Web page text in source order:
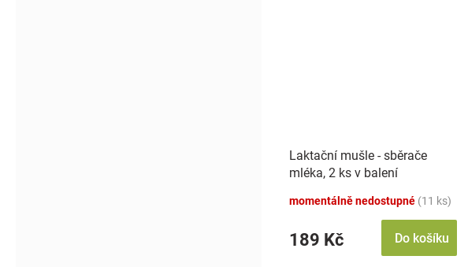
Laktační mušle - sběrače
mléka, 2 ks v balení
momentálně nedostupné (11 ks)
189 Kč Do košíku